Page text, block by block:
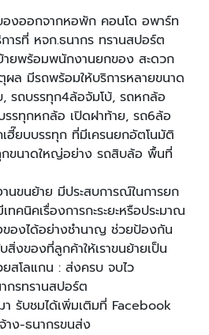
องออกจากหอพัก คอนโด อพาร์ท
การที่ หจก.ธนากร ทรานสปอร์ต
ยพร้อมพนักงานยกของ สะดวก
ผล มีรถพร้อมให้บริการหลายขนาด
, รถบรรทุก4ล้อจัมโบ้, รถหกล้อ
รรทุกหกล้อ เปิดฝาท้าย, รถ6ล้อ
ฮี๊ยบบรรทุก ที่มีเครนยกอัตโนมัติ
ขนาดใหญ่อย่าง รถสิบล้อ พื้นที่
นขนย้าย มีประสบการณ์ในการยก
คนิคเรื่องการกะระยะหรือประมาณ
องได้อย่างชำนาญ ช่วยป้องกัน
สิ่งของที่ลูกค้าให้เราขนย้ายเป็น
สโลแกน : ส่งครบ จบไว
กรทรานสปอร์ต
รับชมได้เพิ่มเติมที่ Facebook
าง-ธนากรขนส่ง